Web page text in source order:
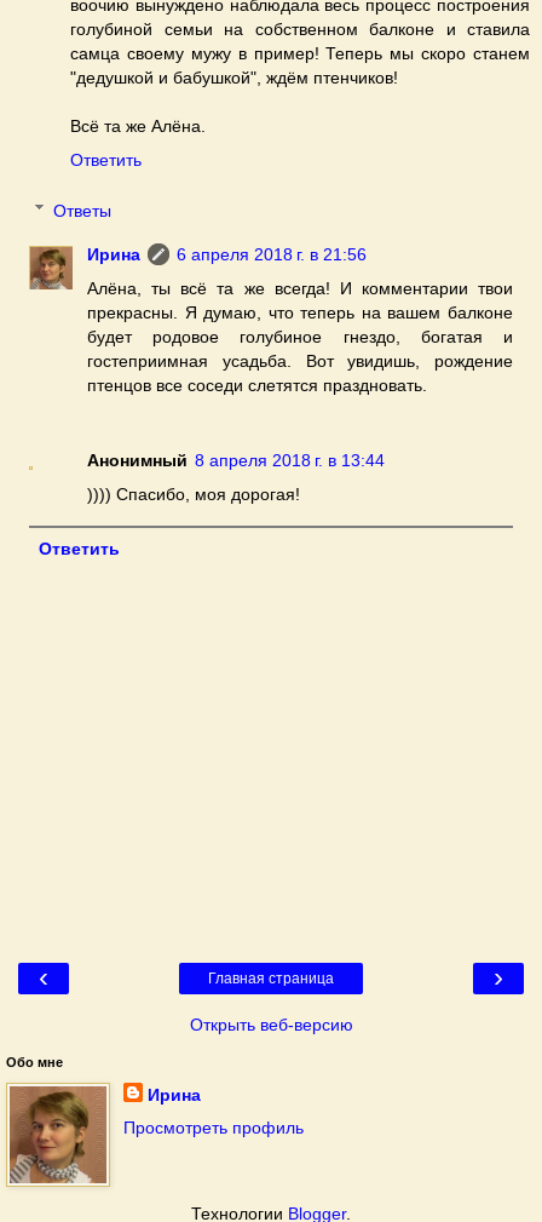
воочию вынуждено наблюдала весь процесс построения
голубиной семьи на собственном балконе и ставила
самца своему мужу в пример! Теперь мы скоро станем
"дедушкой и бабушкой", ждём птенчиков!
Всё та же Алёна.
Ответить
Ответы
Ирина
6 апреля 2018 г. в 21:56
Алёна, ты всё та же всегда! И комментарии твои
прекрасны. Я думаю, что теперь на вашем балконе
будет родовое голубиное гнездо, богатая и
гостеприимная усадьба. Вот увидишь, рождение
птенцов все соседи слетятся праздновать.
Анонимный 8 апреля 2018 г. в 13:44
)))) Спасибо, моя дорогая!
Ответить
‹ ›
Главная страница
Открыть веб-версию
Обо мне
Ирина
Просмотреть профиль
Технологии Blogger.